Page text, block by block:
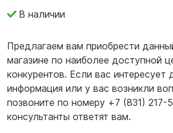
В наличии
Предлагаем вам приобрести
магазине по наиболее доступной
конкурентов. Если вас интересует
информация или у вас возникли
позвоните по номеру +7 (831)
консультанты ответят вам.